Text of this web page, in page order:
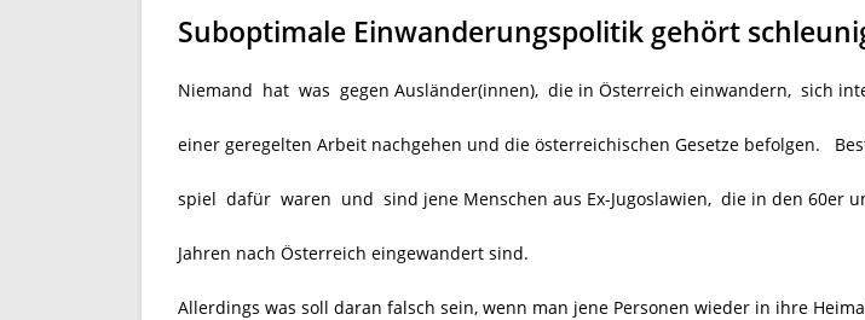
Suboptimale Einwanderungspolitik gehört
Niemand hat was gegen Ausländer(innen), die in Österreich einwandern, sich
einer geregelten Arbeit nachgehen und die österreichischen Gesetze befolgen.
spiel dafür waren und sind jene Menschen aus Ex-Jugoslawien, die in den 60er
Jahren nach Österreich eingewandert sind.
Allerdings was soll daran falsch sein, wenn man jene Personen wieder in ihre